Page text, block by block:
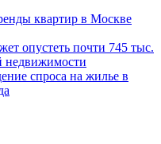
квартир в Москве
опустеть почти 745 тыс.
недвижимости
спроса на жилье в